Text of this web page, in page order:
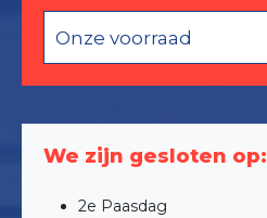
Onze voorraad
We zijn gesloten op:
2e Paasdag